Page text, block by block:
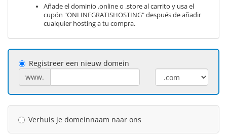
Añade el dominio .online o .store al carrito y usa el
cupón "ONLINEGRATISHOSTING" después de añadir
cualquier hosting a tu compra.
Registreer een nieuw domein
www.
Verhuis je domeinnaam naar ons